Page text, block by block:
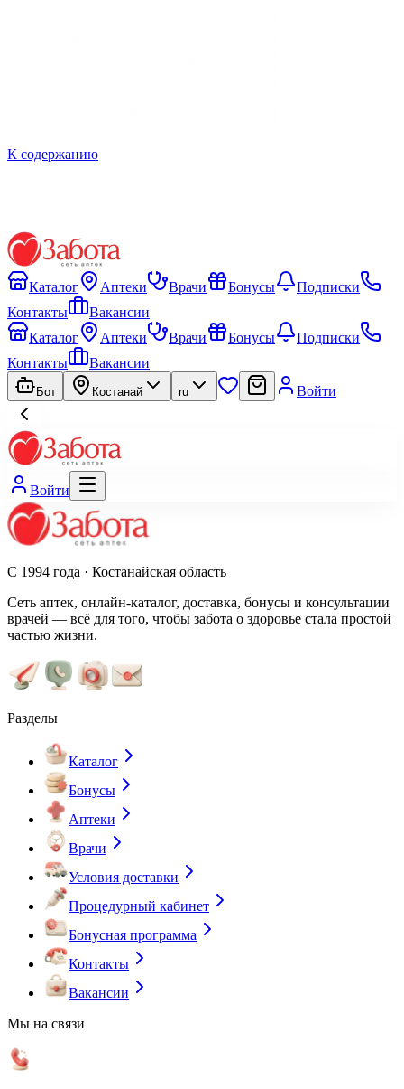
К содержанию
Каталог Аптеки Врачи Бонусы
Подписки
Контакты
Вакансии
Каталог
Аптеки Врачи Бонусы
Подписки
Контакты
Вакансии
Бот Костанай ru Войти
Войти
С 1994 года · Костанайская область
Сеть аптек, онлайн-каталог, доставка, бонусы и консультации
врачей — всё для того, чтобы забота о здоровье стала простой
частью жизни.
Разделы
Каталог
Бонусы
Аптеки
Врачи
Условия доставки
Процедурный кабинет
Бонусная программа
Контакты
Вакансии
Мы на связи